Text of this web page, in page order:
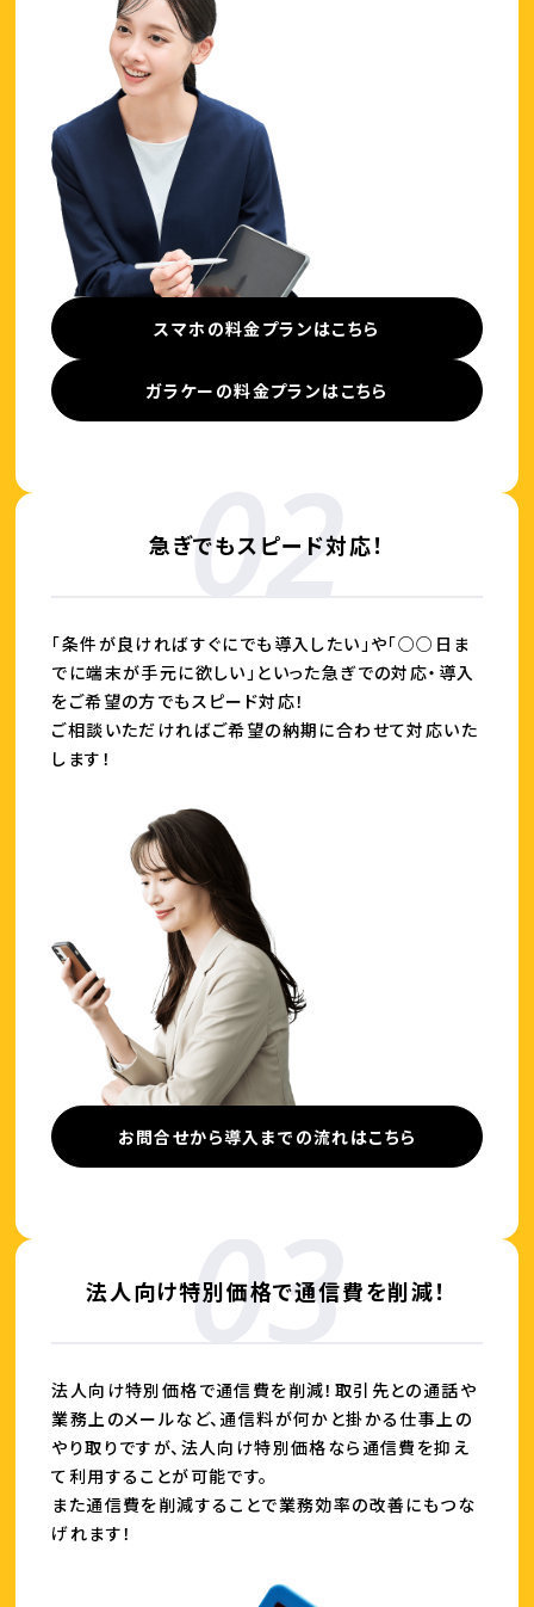
スマホの料金プランはこちら
ガラケーの料金プランはこちら
急ぎでもスピード対応！
「条件が良ければすぐにでも導入したい」や「○○日ま
でに端末が手元に欲しい」 といった急ぎでの対応・導入
をご希望の方でもスピード対応！
ご相談いただければご希望の納期に合わせて対応いた
します！
お問合せから導入までの流れはこちら
法人向け特別価格で通信費を削減！
法人向け特別価格で通信費を削減！取引先との通話や
業務上のメールなど、 通信料が何かと掛かる仕事上の
やり取りですが、法人向け特別価格なら 通信費を抑え
て利用することが可能です。
また通信費を削減することで業務効率の改善にもつな
げれます！